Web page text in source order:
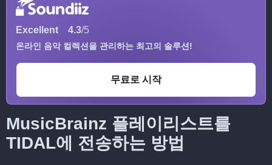
Excellent 4.3/5
온라인 음악 컬렉션을 관리하는 최고의 솔루션!
무료로 시작
MusicBrainz 플레이리스트를
TIDAL에 전송하는 방법